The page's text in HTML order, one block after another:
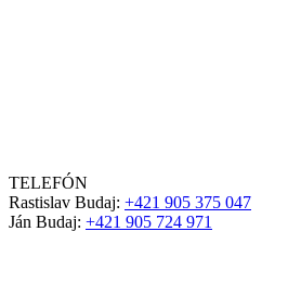
TELEFÓN
Rastislav Budaj: +421 905 375 047
Ján Budaj: +421 905 724 971